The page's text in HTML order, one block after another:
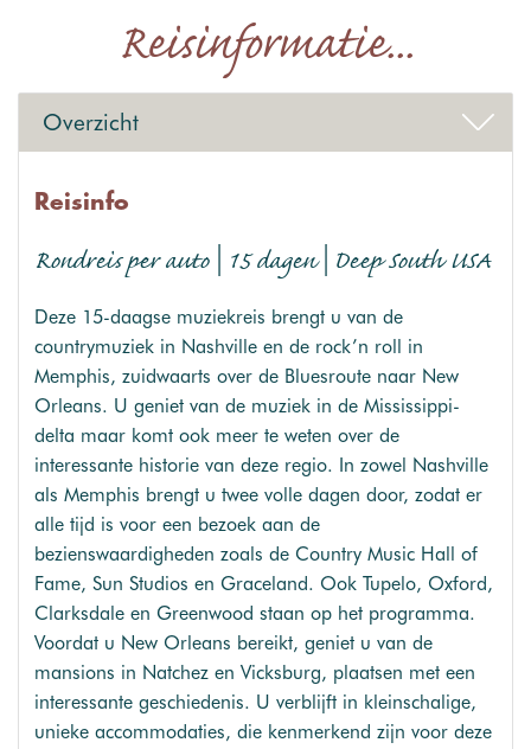
Reisinformatie...
Overzicht
Reisinfo
Rondreis per auto | 15 dagen | Deep South USA
Deze 15-daagse muziekreis brengt u van de
countrymuziek in Nashville en de rock’n roll in
Memphis, zuidwaarts over de Bluesroute naar New
Orleans. U geniet van de muziek in de Mississippi-
delta maar komt ook meer te weten over de
interessante historie van deze regio. In zowel Nashville
als Memphis brengt u twee volle dagen door, zodat er
alle tijd is voor een bezoek aan de
bezienswaardigheden zoals de Country Music Hall of
Fame, Sun Studios en Graceland. Ook Tupelo, Oxford,
Clarksdale en Greenwood staan op het programma.
Voordat u New Orleans bereikt, geniet u van de
mansions in Natchez en Vicksburg, plaatsen met een
interessante geschiedenis. U verblijft in kleinschalige,
unieke accommodaties, die kenmerkend zijn voor deze